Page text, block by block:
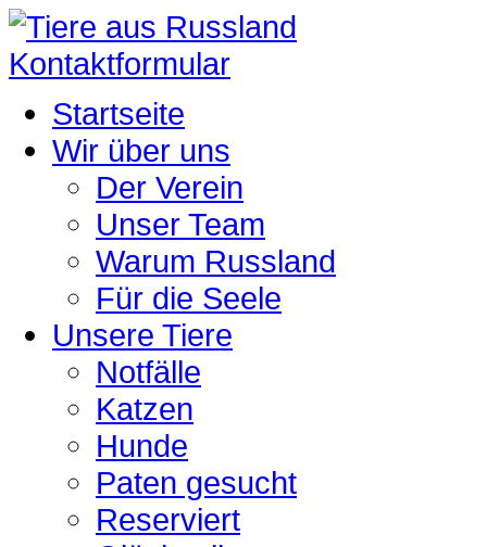
Kontaktformular
Startseite
Wir über uns
Der Verein
Unser Team
Warum Russland
Für die Seele
Unsere Tiere
Notfälle
Katzen
Hunde
Paten gesucht
Reserviert